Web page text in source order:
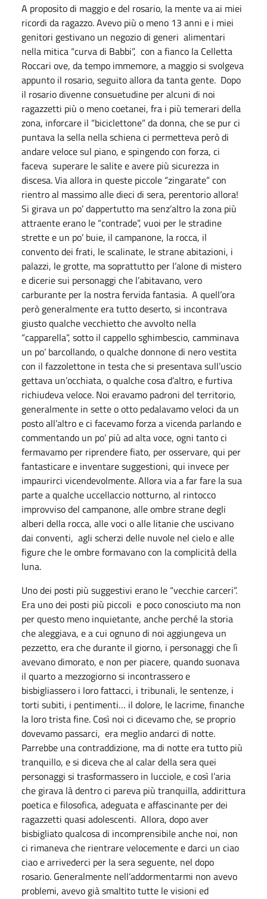
A proposito di maggio e del rosario, la mente va ai miei
ricordi da ragazzo. Avevo più o meno 13 anni e i miei
genitori gestivano un negozio di generi alimentari
nella mitica “curva di Babbi”, con a fianco la Celletta
Roccari ove, da tempo immemore, a maggio si svolgeva
appunto il rosario, seguito allora da tanta gente. Dopo
il rosario divenne consuetudine per alcuni di noi
ragazzetti più o meno coetanei, fra i più temerari della
zona, inforcare il “biciclettone” da donna, che se pur ci
puntava la sella nella schiena ci permetteva però di
andare veloce sul piano, e spingendo con forza, ci
faceva superare le salite e avere più sicurezza in
discesa. Via allora in queste piccole “zingarate” con
rientro al massimo alle dieci di sera, perentorio allora!
Si girava un po’ dappertutto ma senz’altro la zona più
attraente erano le “contrade”, vuoi per le stradine
strette e un po’ buie, il campanone, la rocca, il
convento dei frati, le scalinate, le strane abitazioni, i
palazzi, le grotte, ma soprattutto per l’alone di mistero
e dicerie sui personaggi che l’abitavano, vero
carburante per la nostra fervida fantasia. A quell’ora
però generalmente era tutto deserto, si incontrava
giusto qualche vecchietto che avvolto nella
“capparella”, sotto il cappello sghimbescio, camminava
un po’ barcollando, o qualche donnone di nero vestita
con il fazzolettone in testa che si presentava sull’uscio
gettava un’occhiata, o qualche cosa d’altro, e furtiva
richiudeva veloce. Noi eravamo padroni del territorio,
generalmente in sette o otto pedalavamo veloci da un
posto all’altro e ci facevamo forza a vicenda parlando e
commentando un po’ più ad alta voce, ogni tanto ci
fermavamo per riprendere fiato, per osservare, qui per
fantasticare e inventare suggestioni, qui invece per
impaurirci vicendevolmente. Allora via a far fare la sua
parte a qualche uccellaccio notturno, al rintocco
improvviso del campanone, alle ombre strane degli
alberi della rocca, alle voci o alle litanie che uscivano
dai conventi, agli scherzi delle nuvole nel cielo e alle
figure che le ombre formavano con la complicità della
luna.
Uno dei posti più suggestivi erano le “vecchie carceri”.
Era uno dei posti più piccoli e poco conosciuto ma non
per questo meno inquietante, anche perché la storia
che aleggiava, e a cui ognuno di noi aggiungeva un
pezzetto, era che durante il giorno, i personaggi che lì
avevano dimorato, e non per piacere, quando suonava
il quarto a mezzogiorno si incontrassero e
bisbigliassero i loro fattacci, i tribunali, le sentenze, i
torti subiti, i pentimenti… il dolore, le lacrime, finanche
la loro trista fine. Così noi ci dicevamo che, se proprio
dovevamo passarci, era meglio andarci di notte.
Parrebbe una contraddizione, ma di notte era tutto più
tranquillo, e si diceva che al calar della sera quei
personaggi si trasformassero in lucciole, e così l’aria
che girava là dentro ci pareva più tranquilla, addirittura
poetica e filosofica, adeguata e affascinante per dei
ragazzetti quasi adolescenti. Allora, dopo aver
bisbigliato qualcosa di incomprensibile anche noi, non
ci rimaneva che rientrare velocemente e darci un ciao
ciao e arrivederci per la sera seguente, nel dopo
rosario. Generalmente nell’addormentarmi non avevo
problemi, avevo già smaltito tutte le visioni ed